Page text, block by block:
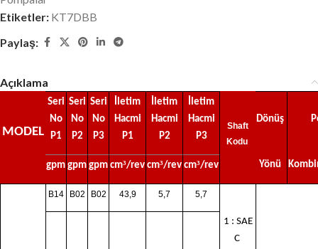
Etiketler: KT7DBB
Paylaş:
Açıklama
MODEL
Seri
No
P1
Seri
No
P2
Seri
No
P3
İletim
Hacmi
P1
İletim
Hacmi
P2
İletim
Hacmi
P3
Shaft
Kodu
Dönüş
gpm gpm gpm cm³/rev cm³/rev cm³/rev Yönü
B14 B02 B02 43,9 5,7 5,7
1 : SAE
C